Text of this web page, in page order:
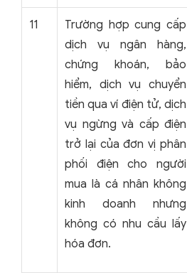
11
Trường hợp cung cấp
dịch vụ ngân hàng,
chứng khoán, bảo
hiểm, dịch vụ chuyển
tiền qua ví điện tử, dịch
vụ ngừng và cấp điện
trở lại của đơn vị phân
phối điện cho người
mua là cá nhân không
kinh doanh nhưng
không có nhu cầu lấy
hóa đơn.